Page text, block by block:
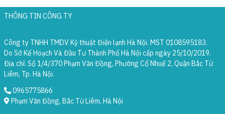
THÔNG TIN CÔNG TY
Công ty TNHH TMDV Kỹ thuật Điện lạnh Hà Nội. MST 0108595183.
Do Sở Kế Hoạch Và Đầu Tư Thành Phố Hà Nội cấp ngày 25/10/2019.
Địa chỉ: Số 1/4/370 Phạm Văn Đồng, Phường Cổ Nhuế 2, Quận Bắc Từ
Liêm, Tp. Hà Nội.
0965775866
Phạm Văn Đồng, Bắc Từ Liêm, Hà Nội